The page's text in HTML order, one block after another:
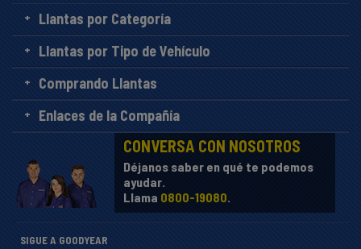
Llantas por Categoría
Llantas por Tipo de Vehículo
Comprando Llantas
Enlaces de la Compañía
CONVERSA CON NOSOTROS
Déjanos saber en qué te podemos
ayudar.
Llama 0800-19080.
SIGUE A GOODYEAR